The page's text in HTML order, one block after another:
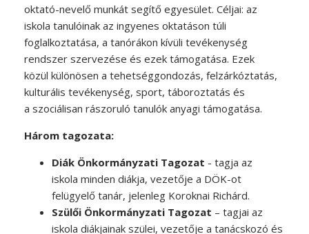
oktató-nevelő munkát segítő egyesület. Céljai: az
iskola tanulóinak az ingyenes oktatáson túli
foglalkoztatása, a tanórákon kívüli tevékenység
rendszer szervezése és ezek támogatása. Ezek
közül különösen a tehetséggondozás, felzárkóztatás,
kulturális tevékenység, sport, táboroztatás és
a szociálisan rászoruló tanulók anyagi támogatása.
Három tagozata:
Diák Önkormányzati Tagozat - tagja az
iskola minden diákja, vezetője a DÖK-ot
felügyelő tanár, jelenleg Koroknai Richárd.
Szülői Önkormányzati Tagozat – tagjai az
iskola diákjainak szülei, vezetője a tanácskozó és